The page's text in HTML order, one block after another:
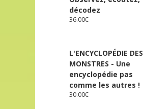
décodez
36.00€
L'ENCYCLOPÉDIE DES
MONSTRES - Une
encyclopédie pas
comme les autres !
30.00€